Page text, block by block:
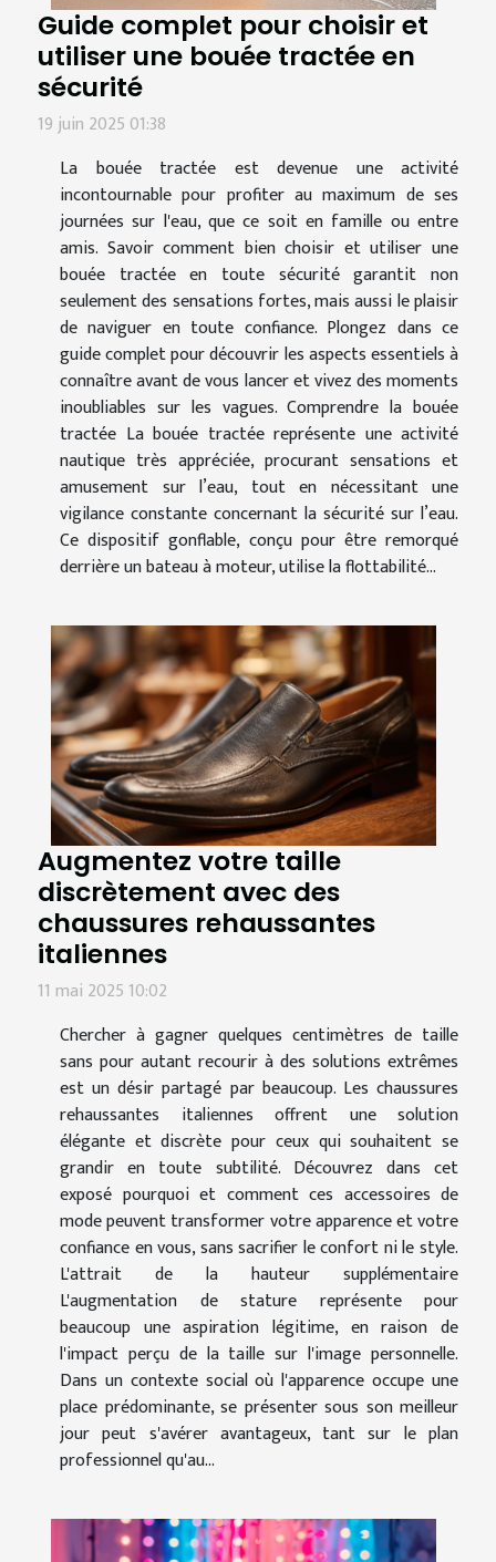
Guide complet pour choisir et
utiliser une bouée tractée en
sécurité
19 juin 2025 01:38
La bouée tractée est devenue une activité
incontournable pour profiter au maximum de ses
journées sur l'eau, que ce soit en famille ou entre
amis. Savoir comment bien choisir et utiliser une
bouée tractée en toute sécurité garantit non
seulement des sensations fortes, mais aussi le plaisir
de naviguer en toute confiance. Plongez dans ce
guide complet pour découvrir les aspects essentiels à
connaître avant de vous lancer et vivez des moments
inoubliables sur les vagues. Comprendre la bouée
tractée La bouée tractée représente une activité
nautique très appréciée, procurant sensations et
amusement sur l’eau, tout en nécessitant une
vigilance constante concernant la sécurité sur l’eau.
Ce dispositif gonflable, conçu pour être remorqué
derrière un bateau à moteur, utilise la flottabilité...
Augmentez votre taille
discrètement avec des
chaussures rehaussantes
italiennes
11 mai 2025 10:02
Chercher à gagner quelques centimètres de taille
sans pour autant recourir à des solutions extrêmes
est un désir partagé par beaucoup. Les chaussures
rehaussantes italiennes offrent une solution
élégante et discrète pour ceux qui souhaitent se
grandir en toute subtilité. Découvrez dans cet
exposé pourquoi et comment ces accessoires de
mode peuvent transformer votre apparence et votre
confiance en vous, sans sacrifier le confort ni le style.
L'attrait de la hauteur supplémentaire
L'augmentation de stature représente pour
beaucoup une aspiration légitime, en raison de
l'impact perçu de la taille sur l'image personnelle.
Dans un contexte social où l'apparence occupe une
place prédominante, se présenter sous son meilleur
jour peut s'avérer avantageux, tant sur le plan
professionnel qu'au...